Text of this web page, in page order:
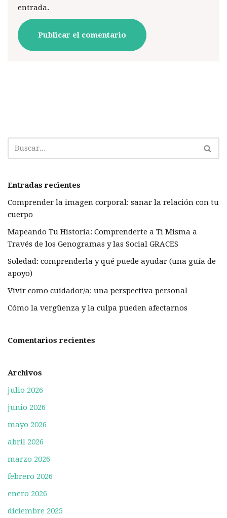
entrada.
Entradas recientes
Comprender la imagen corporal: sanar la relación con tu
cuerpo
Mapeando Tu Historia: Comprenderte a Ti Misma a
Través de los Genogramas y las Social GRACES
Soledad: comprenderla y qué puede ayudar (una guía de
apoyo)
Vivir como cuidador/a: una perspectiva personal
Cómo la vergüenza y la culpa pueden afectarnos
Comentarios recientes
Archivos
julio 2026
junio 2026
mayo 2026
abril 2026
marzo 2026
febrero 2026
enero 2026
diciembre 2025